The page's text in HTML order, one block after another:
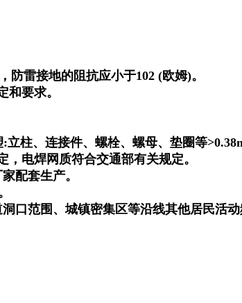
雷接地的阻抗应小于102 (欧姆)。
要求。
柱、连接件、螺栓、螺母、垫圈等
电焊网质符合交通部有关规定。
配套生产。
口范围、城镇密集区等沿线其他居民活动